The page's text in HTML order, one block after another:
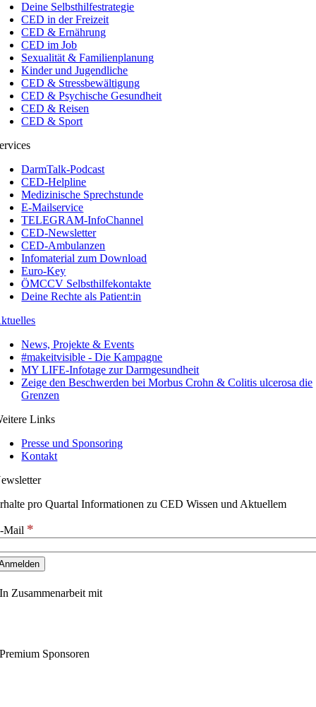
Deine Selbsthilfestrategie
CED in der Freizeit
CED & Ernährung
CED im Job
Sexualität & Familienplanung
Kinder und Jugendliche
CED & Stressbewältigung
CED & Psychische Gesundheit
CED & Reisen
CED & Sport
DarmTalk-Podcast
CED-Helpline
Medizinische Sprechstunde
E-Mailservice
TELEGRAM-InfoChannel
CED-Newsletter
CED-Ambulanzen
Infomaterial zum Download
Euro-Key
ÖMCCV Selbsthilfekontakte
Deine Rechte als Patient:in
News, Projekte & Events
#makeitvisible - Die Kampagne
MY LIFE-Infotage zur Darmgesundheit
Zeige den Beschwerden bei Morbus Crohn & Colitis ulcerosa die
Grenzen
Links
Presse und Sponsoring
Kontakt
pro Quartal Informationen zu CED Wissen und Aktuellem
Mail *
In Zusammenarbeit mit
Premium Sponsoren